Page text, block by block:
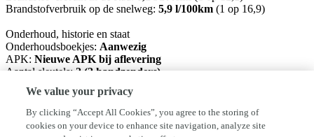
Brandstofverbruik op de snelweg: 5,9 l/100km (1 op 16,9)
Onderhoud, historie en staat
Onderhoudsboekjes: Aanwezig
APK: Nieuwe APK bij aflevering
Aantal sleutels:2 (2 handzenders)
Financiële informatie
BTW/marge:BTW niet verrekenbaar voor ondernemers
(margeregeling)
We value your privacy
By clicking “Accept All Cookies”, you agree to the storing of
cookies on your device to enhance site navigation, analyze site